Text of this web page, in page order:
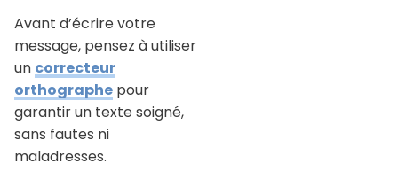
Avant d’écrire votre
message, pensez à utiliser
un correcteur
orthographe pour
garantir un texte soigné,
sans fautes ni
maladresses.